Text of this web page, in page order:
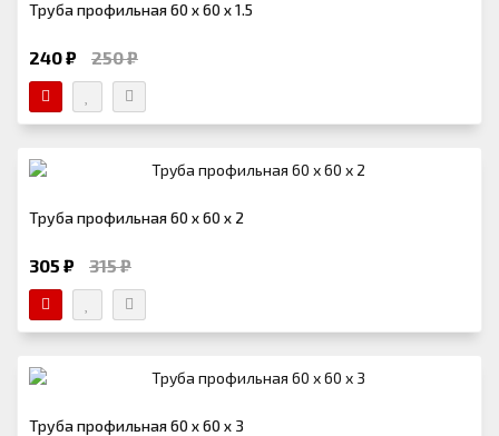
Труба профильная 60 х 60 х 1.5
240 ₽ 250 ₽
Труба профильная 60 х 60 х 2
305 ₽ 315 ₽
Труба профильная 60 х 60 х 3